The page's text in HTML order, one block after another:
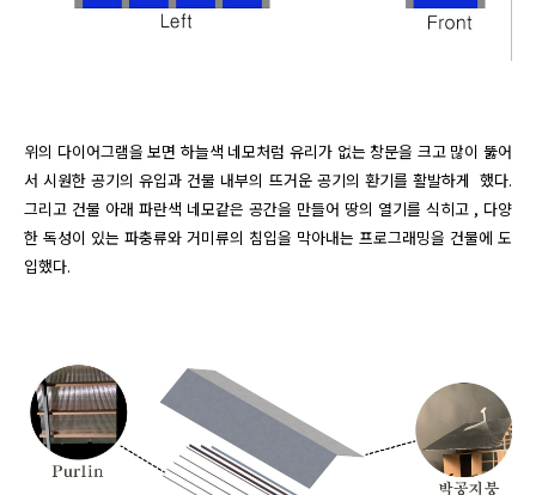
위의 다이어그램을 보면 하늘색 네모처럼 유리가 없는 창문을 크고 많이 뚫어
서 시원한 공기의 유입과 건물 내부의 뜨거운 공기의 환기를 활발하게  했다.
그리고 건물 아래 파란색 네모같은 공간을 만들어 땅의 열기를 식히고 , 다양
한 독성이 있는 파충류와 거미류의 침입을 막아내는 프로그래밍을 건물에 도
입했다.